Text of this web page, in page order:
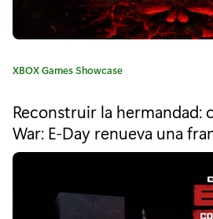
C
e
g
o
XBOX Games Showcase
Reconstruir la hermandad:
War: E-Day renueva una